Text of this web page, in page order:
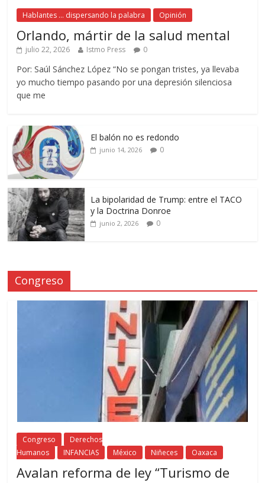
Hablantes ... dispersando la palabra Opinión
Orlando, mártir de la salud mental
julio 22, 2026 Istmo Press 0
Por: Saúl Sánchez López “No se pongan tristes, ya llevaba
yo mucho tiempo pasando por una depresión silenciosa
que me
El balón no es redondo
junio 14, 2026 0
La bipolaridad de Trump: entre el TACO
y la Doctrina Donroe
junio 2, 2026 0
Congreso
Congreso
Derechos
Humanos
INFANCIAS México Niñeces Oaxaca
Avalan reforma de ley “Turismo de